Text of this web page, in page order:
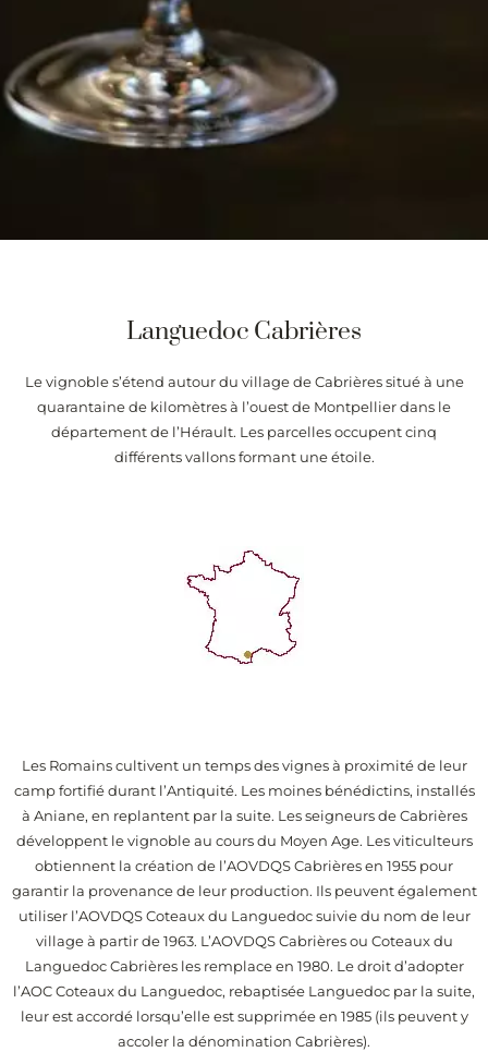
Languedoc Cabrières
Le vignoble s’étend autour du village de Cabrières situé à une
quarantaine de kilomètres à l’ouest de Montpellier dans le
département de l’Hérault. Les parcelles occupent cinq
différents vallons formant une étoile.
Les Romains cultivent un temps des vignes à proximité de leur
camp fortifié durant l’Antiquité. Les moines bénédictins, installés
à Aniane, en replantent par la suite. Les seigneurs de Cabrières
développent le vignoble au cours du Moyen Age. Les viticulteurs
obtiennent la création de l’AOVDQS Cabrières en 1955 pour
garantir la provenance de leur production. Ils peuvent également
utiliser l’AOVDQS Coteaux du Languedoc suivie du nom de leur
village à partir de 1963. L’AOVDQS Cabrières ou Coteaux du
Languedoc Cabrières les remplace en 1980. Le droit d’adopter
l’AOC Coteaux du Languedoc, rebaptisée Languedoc par la suite,
leur est accordé lorsqu’elle est supprimée en 1985 (ils peuvent y
accoler la dénomination Cabrières).